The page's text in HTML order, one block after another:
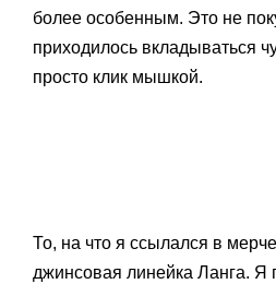
более особенным. Это не
приходилось вкладываться
просто клик мышкой.
То, на что я ссылался в
джинсовая линейка Ланга. Я